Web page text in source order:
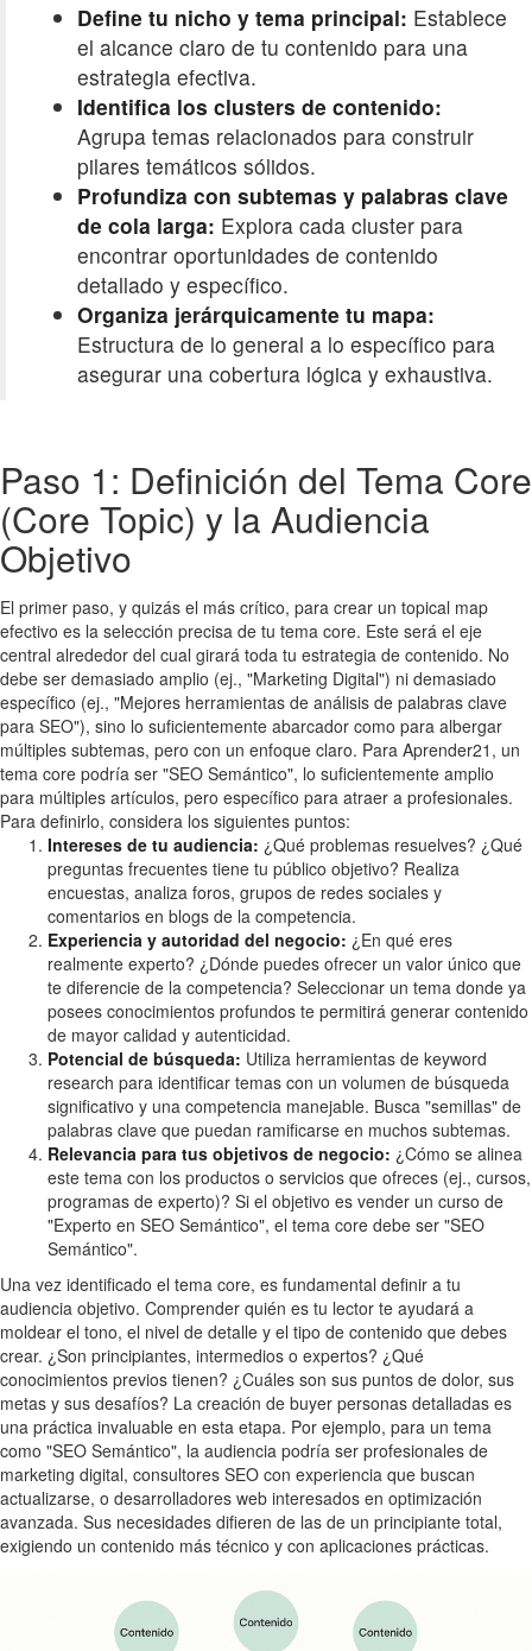
Define tu nicho y tema principal: Establece
el alcance claro de tu contenido para una
estrategia efectiva.
Identifica los clusters de contenido:
Agrupa temas relacionados para construir
pilares temáticos sólidos.
Profundiza con subtemas y palabras clave
de cola larga: Explora cada cluster para
encontrar oportunidades de contenido
detallado y específico.
Organiza jerárquicamente tu mapa:
Estructura de lo general a lo específico para
asegurar una cobertura lógica y exhaustiva.
Paso 1: Definición del Tema Core
(Core Topic) y la Audiencia
Objetivo
El primer paso, y quizás el más crítico, para crear un topical map
efectivo es la selección precisa de tu tema core. Este será el eje
central alrededor del cual girará toda tu estrategia de contenido. No
debe ser demasiado amplio (ej., "Marketing Digital") ni demasiado
específico (ej., "Mejores herramientas de análisis de palabras clave
para SEO"), sino lo suficientemente abarcador como para albergar
múltiples subtemas, pero con un enfoque claro. Para Aprender21, un
tema core podría ser "SEO Semántico", lo suficientemente amplio
para múltiples artículos, pero específico para atraer a profesionales.
Para definirlo, considera los siguientes puntos:
Intereses de tu audiencia: ¿Qué problemas resuelves? ¿Qué
preguntas frecuentes tiene tu público objetivo? Realiza
encuestas, analiza foros, grupos de redes sociales y
comentarios en blogs de la competencia.
Experiencia y autoridad del negocio: ¿En qué eres
realmente experto? ¿Dónde puedes ofrecer un valor único que
te diferencie de la competencia? Seleccionar un tema donde ya
posees conocimientos profundos te permitirá generar contenido
de mayor calidad y autenticidad.
Potencial de búsqueda: Utiliza herramientas de keyword
research para identificar temas con un volumen de búsqueda
significativo y una competencia manejable. Busca "semillas" de
palabras clave que puedan ramificarse en muchos subtemas.
Relevancia para tus objetivos de negocio: ¿Cómo se alinea
este tema con los productos o servicios que ofreces (ej., cursos,
programas de experto)? Si el objetivo es vender un curso de
"Experto en SEO Semántico", el tema core debe ser "SEO
Semántico".
Una vez identificado el tema core, es fundamental definir a tu
audiencia objetivo. Comprender quién es tu lector te ayudará a
moldear el tono, el nivel de detalle y el tipo de contenido que debes
crear. ¿Son principiantes, intermedios o expertos? ¿Qué
conocimientos previos tienen? ¿Cuáles son sus puntos de dolor, sus
metas y sus desafíos? La creación de buyer personas detalladas es
una práctica invaluable en esta etapa. Por ejemplo, para un tema
como "SEO Semántico", la audiencia podría ser profesionales de
marketing digital, consultores SEO con experiencia que buscan
actualizarse, o desarrolladores web interesados en optimización
avanzada. Sus necesidades difieren de las de un principiante total,
exigiendo un contenido más técnico y con aplicaciones prácticas.